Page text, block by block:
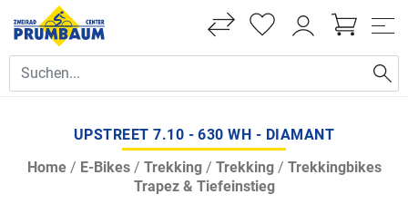
UPSTREET 7.10 - 630 WH - DIAMANT
Home/ E-Bikes/ Trekking/ Trekking/ Trekkingbikes
Trapez & Tiefeinstieg